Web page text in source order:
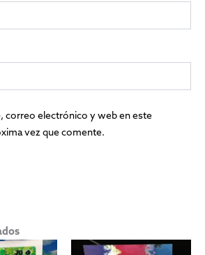
correo electrónico y web en este
vez que comente.